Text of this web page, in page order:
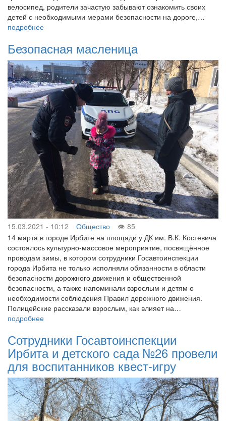
велосипед, родители зачастую забывают ознакомить своих
детей с необходимыми мерами безопасности на дороге,…
подробнее
Безопасная масленица
15.03.2021 - 10:12 Общество
85
14 марта в городе Ирбите на площади у ДК им. В.К. Костевича
состоялось культурно-массовое мероприятие, посвящённое
проводам зимы, в котором сотрудники Госавтоинспекции
города Ирбита не только исполняли обязанности в области
безопасности дорожного движения и общественной
безопасности, а также напоминали взрослым и детям о
необходимости соблюдения Правил дорожного движения.
Полицейские рассказали взрослым, как влияет на…
подробнее
Сотрудники Госавтоинспекции
Ирбита и детского сада №26 провели
для воспитанников квест-игру